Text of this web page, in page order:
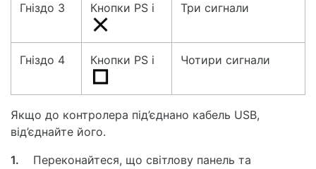
Гніздо 3 Кнопки PS і Три сигнали
Гніздо 4 Кнопки PS і Чотири сигнали
Якщо до контролера під’єднано кабель USB,
від’єднайте його.
1.
Переконайтеся, що світлову панель та